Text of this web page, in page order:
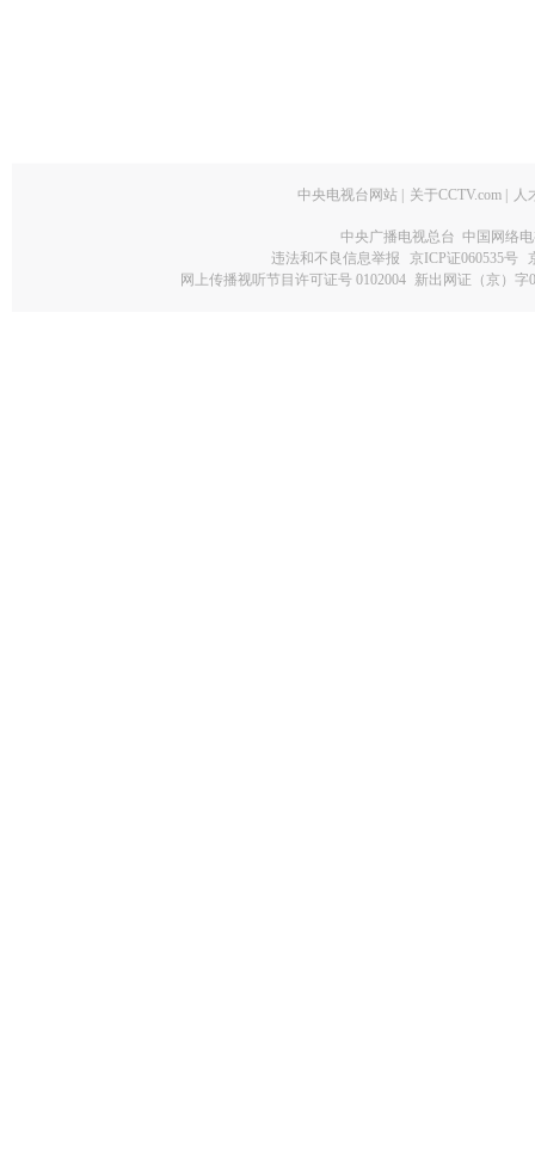
中央电视台网站 关于CCTV.com 人
中央广播电视总台 中国网络
违法和不良信息举报
京ICP证060535号
网上传播视听节目许可证号 0102004 新出网证（京）